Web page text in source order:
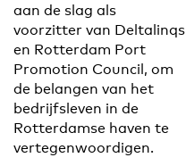
aan de slag als
voorzitter van Deltalinqs
en Rotterdam Port
Promotion Council, om
de belangen van het
bedrijfsleven in de
Rotterdamse haven te
vertegenwoordigen.